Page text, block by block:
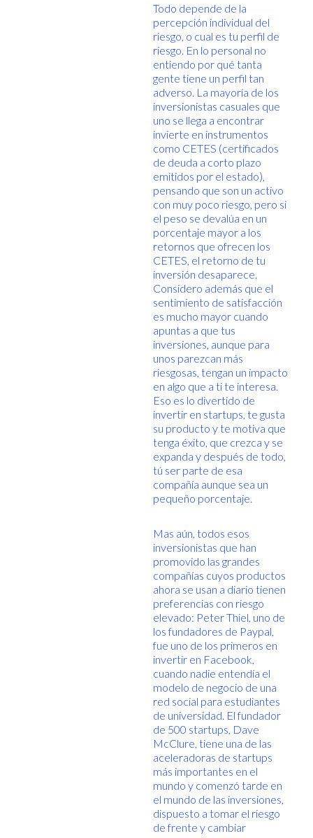
Todo depende de la
percepción individual del
riesgo, o cual es tu perfil de
riesgo. En lo personal no
entiendo por qué tanta
gente tiene un perfil tan
adverso. La mayoría de los
inversionistas casuales que
uno se llega a encontrar
invierte en instrumentos
como CETES (certificados
de deuda a corto plazo
emitidos por el estado),
pensando que son un activo
con muy poco riesgo, pero si
el peso se devalúa en un
porcentaje mayor a los
retornos que ofrecen los
CETES, el retorno de tu
inversión desaparece.
Considero además que el
sentimiento de satisfacción
es mucho mayor cuando
apuntas a que tus
inversiones, aunque para
unos parezcan más
riesgosas, tengan un impacto
en algo que a ti te interesa.
Eso es lo divertido de
invertir en startups, te gusta
su producto y te motiva que
tenga éxito, que crezca y se
expanda y después de todo,
tú ser parte de esa
compañía aunque sea un
pequeño porcentaje.
Mas aún, todos esos
inversionistas que han
promovido las grandes
compañías cuyos productos
ahora se usan a diario tienen
preferencias con riesgo
elevado: Peter Thiel, uno de
los fundadores de Paypal,
fue uno de los primeros en
invertir en Facebook,
cuando nadie entendía el
modelo de negocio de una
red social para estudiantes
de universidad. El fundador
de 500 startups, Dave
McClure, tiene una de las
aceleradoras de startups
más importantes en el
mundo y comenzó tarde en
el mundo de las inversiones,
dispuesto a tomar el riesgo
de frente y cambiar